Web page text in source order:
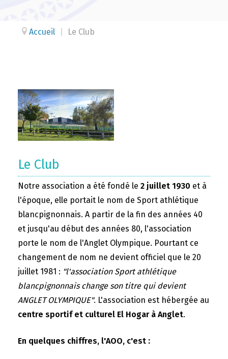
Accueil Le Club
Le Club
Notre association a été fondé le 2 juillet 1930 et à
l'époque, elle portait le nom de Sport athlétique
blancpignonnais. A partir de la fin des années 40
et jusqu'au début des années 80, l'association
porte le nom de l'Anglet Olympique. Pourtant ce
changement de nom ne devient officiel que le 20
juillet 1981 : "l'association Sport athlétique
blancpignonnais change son titre qui devient
ANGLET OLYMPIQUE". L'association est hébergée au
centre sportif et culturel El Hogar à Anglet.
En quelques chiffres, l'AOO, c'est :